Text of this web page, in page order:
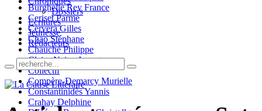
Burghelle Rey France
Ceriset Parme
Cervera Gilles
Chao Stéphane
Chauché Philippe
Claire-Neige Jaunet
Collectif
Compère-Demarcy Murielle
Constantinidès Yannis
Crahay Delphine
Dossiers
Ecritures
Jeunesse
Rédacteurs